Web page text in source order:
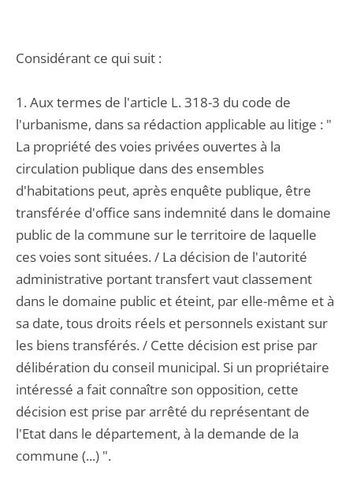
Considérant ce qui suit :
1. Aux termes de l'article L. 318-3 du code de
l'urbanisme, dans sa rédaction applicable au litige : "
La propriété des voies privées ouvertes à la
circulation publique dans des ensembles
d'habitations peut, après enquête publique, être
transférée d'office sans indemnité dans le domaine
public de la commune sur le territoire de laquelle
ces voies sont situées. / La décision de l'autorité
administrative portant transfert vaut classement
dans le domaine public et éteint, par elle-même et à
sa date, tous droits réels et personnels existant sur
les biens transférés. / Cette décision est prise par
délibération du conseil municipal. Si un propriétaire
intéressé a fait connaître son opposition, cette
décision est prise par arrêté du représentant de
l'Etat dans le département, à la demande de la
commune (...) ".